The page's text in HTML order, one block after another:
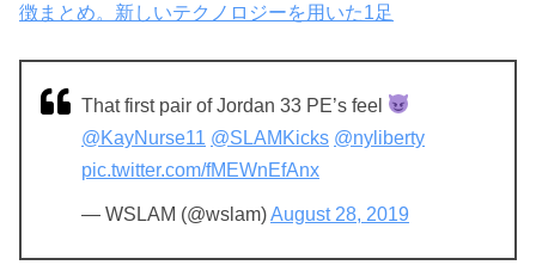
徴まとめ。新しいテクノロジーを用いた1足
That first pair of Jordan 33 PE’s feel
@KayNurse11 @SLAMKicks @nyliberty
pic.twitter.com/fMEWnEfAnx
— WSLAM (@wslam)August 28, 2019